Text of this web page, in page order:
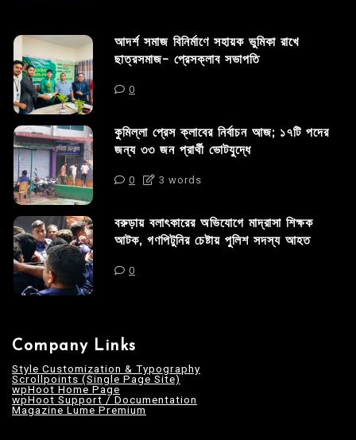
আদর্শ সমাজ বিনির্মাণে সহায়ক ভুমিকা রাখে
ছাত্রসমাজ- প্রেসক্লাব সভাপতি
0
কুমিল্লা প্রেস ক্লাবের নির্বাচন আজ; ১৭টি পদের
জন্য ৩৩ জন প্রার্থী ভোটযুদ্ধে
0 3 words
বরুড়ায় বলাৎকারের অভিযোগে মাদ্রাসা শিক্ষক
আটক, গণপিটুনির চেষ্টায় পুলিশ সদস্য আহত
0
Company Links
Style Customization & Typography
Scrollpoints (Single Page Site)
wpHoot Home Page
wpHoot Support / Documentation
Magazine Lume Premium